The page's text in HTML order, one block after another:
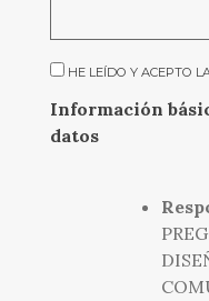
HE LEÍDO Y ACEPTO
Información
datos